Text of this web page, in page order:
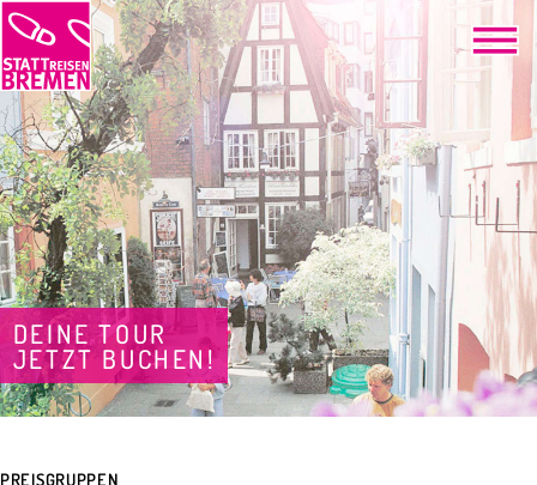
DEINE TOUR
JETZT BUCHEN!
PREISGRUPPEN